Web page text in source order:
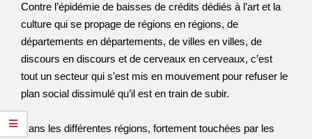
Contre l’épidémie de baisses de crédits dédiés à l’art et la
culture qui se propage de régions en régions, de
départements en départements, de villes en villes, de
discours en discours et de cerveaux en cerveaux, c’est
tout un secteur qui s’est mis en mouvement pour refuser le
plan social dissimulé qu’il est en train de subir.
Dans les différentes régions, fortement touchées par les